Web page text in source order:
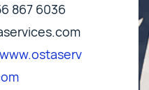
867 6036